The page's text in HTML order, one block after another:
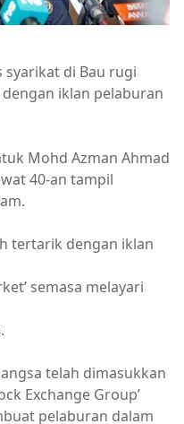
syarikat di Bau rugi
dengan iklan pelaburan
Mohd Azman Ahmad
40-an tampil
tertarik dengan iklan
semasa melayari
telah dimasukkan
Exchange Group’
pelaburan dalam